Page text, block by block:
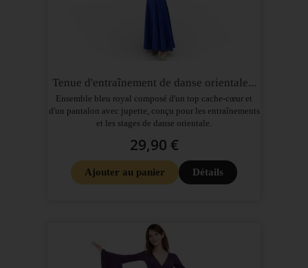
Tenue d'entraînement de danse orientale...
Ensemble bleu royal composé d'un top cache-cœur et
d'un pantalon avec jupette, conçu pour les entraînements
et les stages de danse orientale.
29,90 €
Ajouter au panier Détails